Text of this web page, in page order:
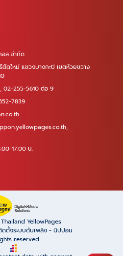
ล จำกัด
ดใหม่ แขวงบางกะปิ เขตห้วยขวาง
, 02-255-5610 ต่อ 9
7839
,
17:00 น.
YellowPages
ตั้งระบบดับเพลิง - นิปปอน
reserved.